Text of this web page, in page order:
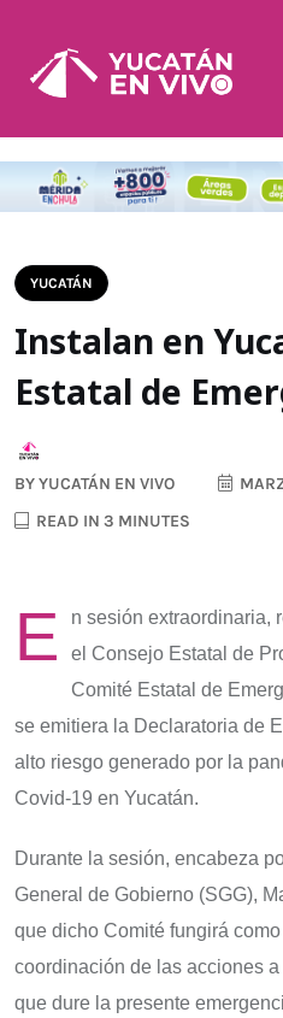
YUCATÁN
Instalan en
Estatal de
BYYUCATÁN EN VIVO
READ IN 3 MINUTES
E
n sesión extraordinaria,
el Consejo Estatal de
Comité Estatal de
se emitiera la Declaratoria de
alto riesgo generado por la
Covid-19 en Yucatán.
Durante la sesión, encabeza
General de Gobierno (SGG),
que dicho Comité fungirá
coordinación de las acciones
que dure la presente